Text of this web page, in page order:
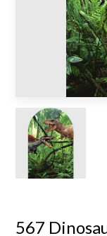
567